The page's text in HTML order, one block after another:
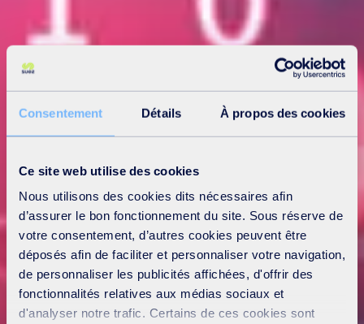
Consentement Détails À propos des cookies
Ce site web utilise des cookies
Nous utilisons des cookies dits nécessaires afin
d’assurer le bon fonctionnement du site. Sous réserve de
votre consentement, d’autres cookies peuvent être
déposés afin de faciliter et personnaliser votre navigation,
de personnaliser les publicités affichées, d'offrir des
fonctionnalités relatives aux médias sociaux et
d'analyser notre trafic. Certains de ces cookies sont